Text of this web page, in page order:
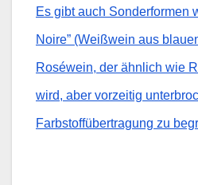
Es gibt auch Sonderformen
Noire” (Weißwein aus
Roséwein, der ähnlich wie
wird, aber vorzeitig
Farbstoffübertragung zu